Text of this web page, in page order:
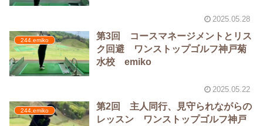
2025.05.28
244.emiko
第3回 コースマネージメントとリス
ク回避 ワンストップゴルフ神戸菊
水校 emiko
2025.05.22
244.emiko
第2回 主人同行、見守られながらの
レッスン ワンストップゴルフ神戸